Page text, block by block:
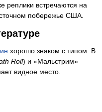
реплики встречаются на
побережье США.
хорошо знаком с типом. В
Roll) и «Мальстрим»
видное место.